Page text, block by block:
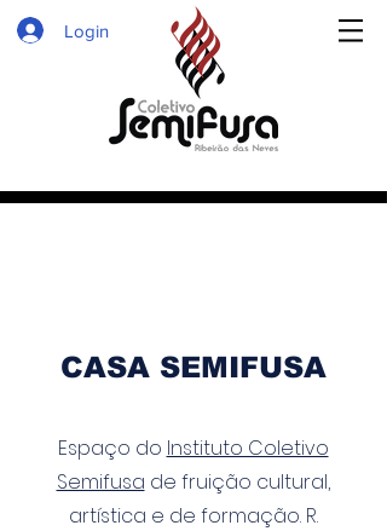
Login
CASA SEMIFUSA
Espaço do Instituto Coletivo
Semifusa de fruição cultural,
artística e de formação. R.